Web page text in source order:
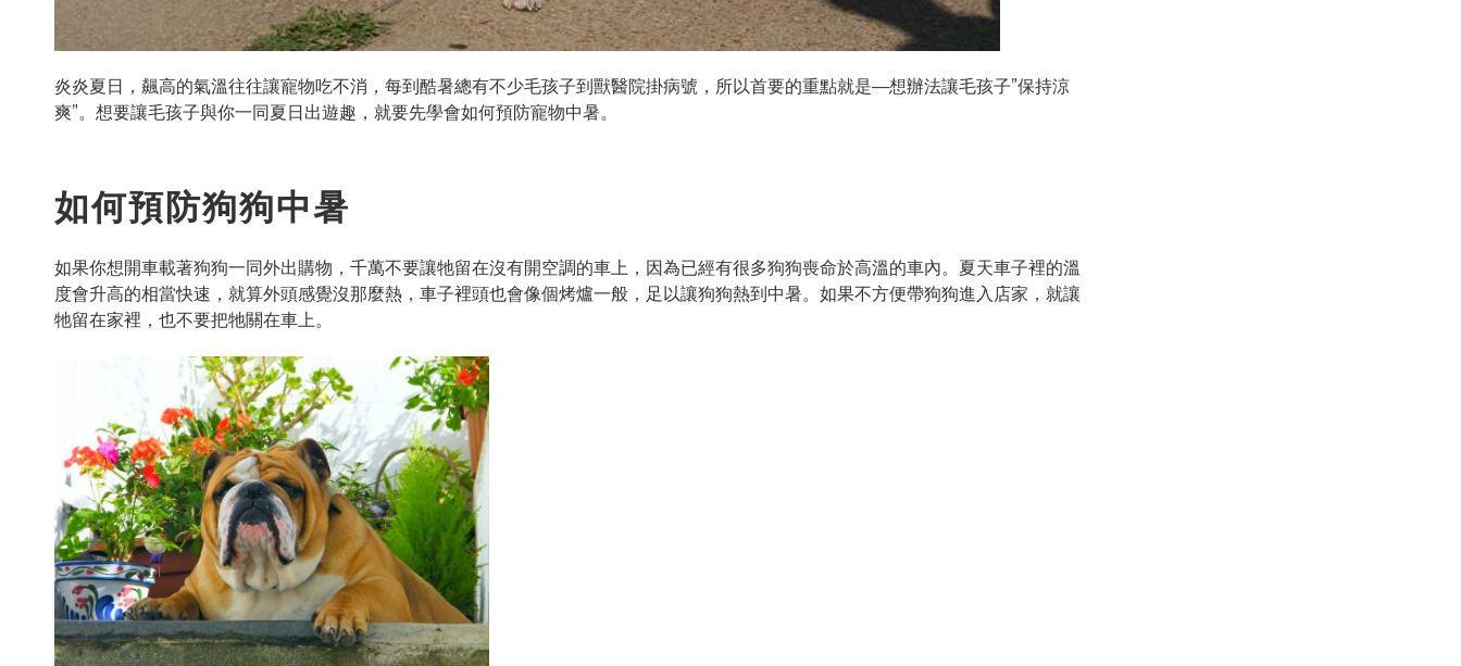
炎炎夏日，飆高的氣溫往往讓寵物吃不消，每到酷暑總有不少毛孩子到獸醫院掛病號，所以首要的重點就是—想辦法讓毛孩子”保持涼
爽”。想要讓毛孩子與你一同夏日出遊趣，就要先學會如何預防寵物中暑。
如何預防狗狗中暑
如果你想開車載著狗狗一同外出購物，千萬不要讓牠留在沒有開空調的車上，因為已經有很多狗狗喪命於高溫的車內。夏天車子裡的溫
度會升高的相當快速，就算外頭感覺沒那麼熱，車子裡頭也會像個烤爐一般，足以讓狗狗熱到中暑。如果不方便帶狗狗進入店家，就讓
牠留在家裡，也不要把牠關在車上。